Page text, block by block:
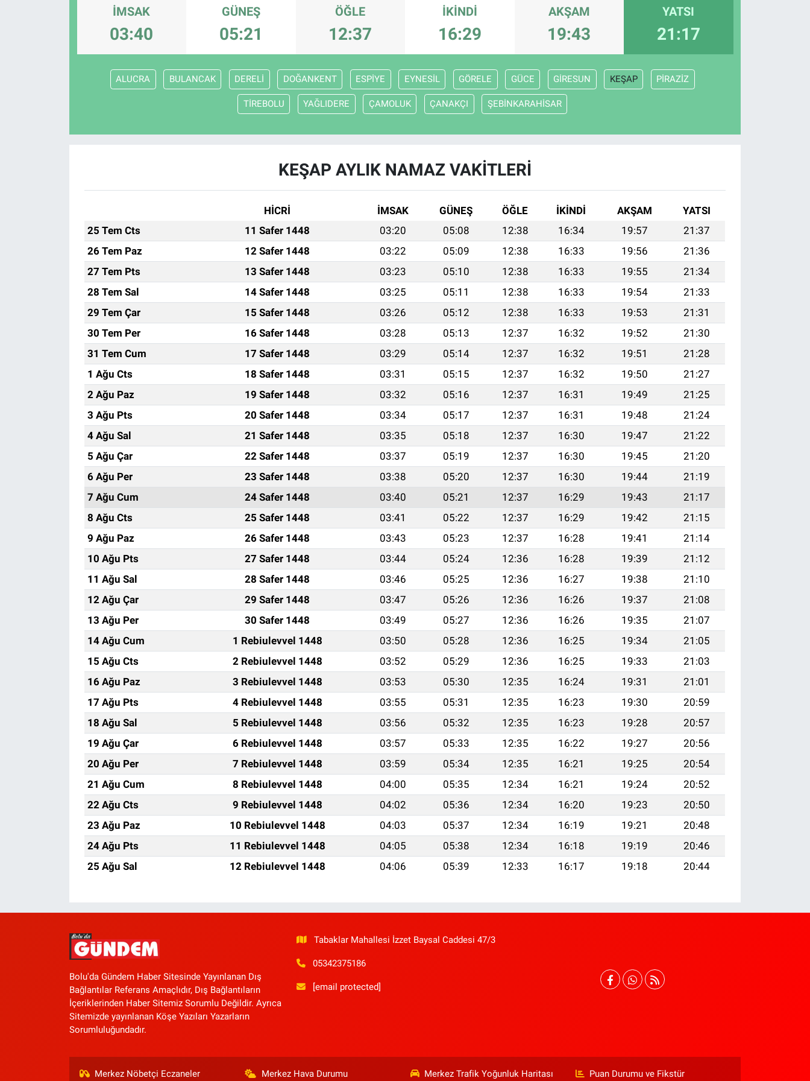
İMSAK
03:40
GÜNEŞ
05:21
ÖĞLE
12:37
İKINDI
16:29
AKŞAM
19:43
YATSI
21:17
ALUCRA BULANCAK DERELİ DOĞANKENT ESPİYE EYNESİL GÖRELE GÜCE GİRESUN KEŞAP PİRAZİZ
TİREBOLU YAĞLIDERE ÇAMOLUK ÇANAKÇI ŞEBİNKARAHİSAR
KEŞAP AYLIK NAMAZ VAKITLERI
HİCRİ İMSAK GÜNEŞ ÖĞLE İKINDI AKŞAM
YATSI
25 Tem Cts
11 Safer 1448 03:20 05:08 12:38 16:34 19:57
21:37
26 Tem Paz
12 Safer 1448 03:22 05:09 12:38 16:33 19:56
21:36
27 Tem Pts
13 Safer 1448 03:23 05:10 12:38 16:33 19:55
21:34
28 Tem Sal
14 Safer 1448 03:25 05:11 12:38 16:33 19:54
21:33
29 Tem Çar
15 Safer 1448 03:26 05:12 12:38 16:33 19:53
21:31
30 Tem Per
16 Safer 1448 03:28 05:13 12:37 16:32 19:52
21:30
31 Tem Cum
17 Safer 1448 03:29 05:14 12:37 16:32 19:51
21:28
1 Ağu Cts
18 Safer 1448 03:31 05:15 12:37 16:32 19:50
21:27
2 Ağu Paz
19 Safer 1448 03:32 05:16 12:37 16:31 19:49
21:25
3 Ağu Pts
20 Safer 1448 03:34 05:17 12:37 16:31 19:48
21:24
4 Ağu Sal
21 Safer 1448 03:35 05:18 12:37 16:30 19:47
21:22
5 Ağu Çar
22 Safer 1448 03:37 05:19 12:37 16:30 19:45
21:20
6 Ağu Per
23 Safer 1448 03:38 05:20 12:37 16:30 19:44
21:19
7 Ağu Cum
24 Safer 1448 03:40 05:21 12:37 16:29 19:43
21:17
8 Ağu Cts
25 Safer 1448 03:41 05:22 12:37 16:29 19:42
21:15
9 Ağu Paz
26 Safer 1448 03:43 05:23 12:37 16:28 19:41
21:14
10 Ağu Pts
27 Safer 1448 03:44 05:24 12:36 16:28 19:39
21:12
11 Ağu Sal
28 Safer 1448 03:46 05:25 12:36 16:27 19:38
21:10
12 Ağu Çar
29 Safer 1448 03:47 05:26 12:36 16:26 19:37
21:08
13 Ağu Per
30 Safer 1448 03:49 05:27 12:36 16:26 19:35
21:07
14 Ağu Cum
1 Rebiulevvel 1448 03:50 05:28 12:36 16:25 19:34
21:05
15 Ağu Cts
2 Rebiulevvel 1448 03:52 05:29 12:36 16:25 19:33
21:03
16 Ağu Paz
3 Rebiulevvel 1448 03:53 05:30 12:35 16:24 19:31
21:01
17 Ağu Pts
4 Rebiulevvel 1448 03:55 05:31 12:35 16:23 19:30
20:59
18 Ağu Sal
5 Rebiulevvel 1448 03:56 05:32 12:35 16:23 19:28
20:57
19 Ağu Çar
6 Rebiulevvel 1448 03:57 05:33 12:35 16:22 19:27
20:56
20 Ağu Per
7 Rebiulevvel 1448 03:59 05:34 12:35 16:21 19:25
20:54
21 Ağu Cum
8 Rebiulevvel 1448 04:00 05:35 12:34 16:21 19:24
20:52
22 Ağu Cts
9 Rebiulevvel 1448 04:02 05:36 12:34 16:20 19:23
20:50
23 Ağu Paz
10 Rebiulevvel 1448 04:03 05:37 12:34 16:19 19:21
20:48
24 Ağu Pts
11 Rebiulevvel 1448 04:05 05:38 12:34 16:18 19:19
20:46
25 Ağu Sal
12 Rebiulevvel 1448 04:06 05:39 12:33 16:17 19:18 20:44
Bolu'da Gündem Haber Sitesinde Yayınlanan Dış
Bağlantılar Referans Amaçlıdır, Dış Bağlantıların
İçeriklerinden Haber Sitemiz Sorumlu Değildir. Ayrıca
Sitemizde yayınlanan Köşe Yazıları Yazarların
Sorumluluğundadır.
Tabaklar Mahallesi İzzet Baysal Caddesi 47/3
05342375186
[email protected]
Merkez Nöbetçi Eczaneler Merkez Hava Durumu Merkez Trafik Yoğunluk Haritası Puan Durumu ve Fikstür